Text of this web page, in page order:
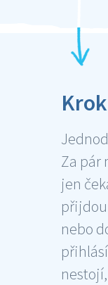
Za pár
jen
nebo